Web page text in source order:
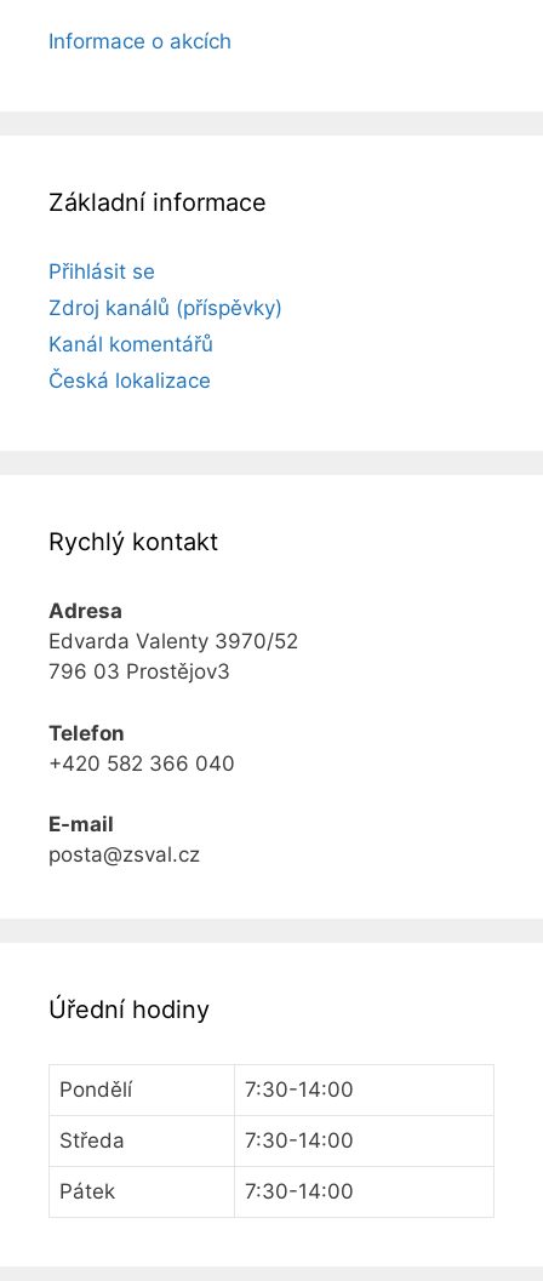
Informace o akcích
Základní informace
Přihlásit se
Zdroj kanálů (příspěvky)
Kanál komentářů
Česká lokalizace
Rychlý kontakt
Adresa
Edvarda Valenty 3970/52
796 03 Prostějov3
Telefon
+420 582 366 040
E-mail
posta@zsval.cz
Úřední hodiny
Pondělí 7:30-14:00
Středa 7:30-14:00
Pátek 7:30-14:00